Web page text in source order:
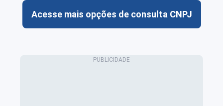
Acesse mais opções de consulta CNPJ